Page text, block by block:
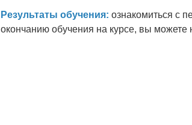
Результаты обучения: ознакомиться с
окончанию обучения на курсе, вы можете